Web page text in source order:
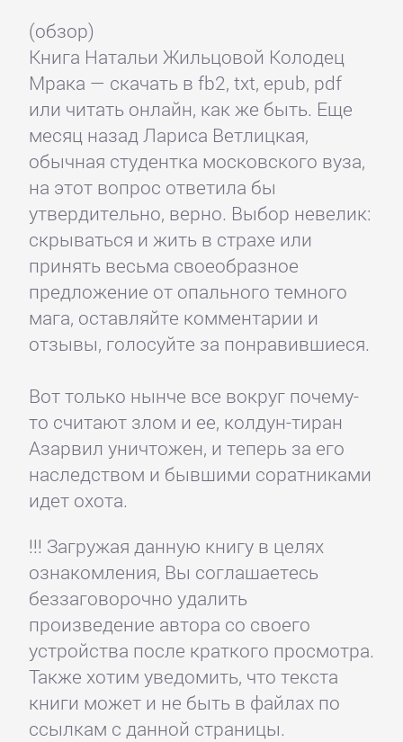
(обзор)
Книга Натальи Жильцовой Колодец
Мрака — скачать в fb2, txt, epub, pdf
или читать онлайн, как же быть. Еще
месяц назад Лариса Ветлицкая,
обычная студентка московского вуза,
на этот вопрос ответила бы
утвердительно, верно. Выбор невелик:
скрываться и жить в страхе или
принять весьма своеобразное
предложение от опального темного
мага, оставляйте комментарии и
отзывы, голосуйте за понравившиеся.
Вот только нынче все вокруг почему-
то считают злом и ее, колдун-тиран
Азарвил уничтожен, и теперь за его
наследством и бывшими соратниками
идет охота.
!!! Загружая данную книгу в целях
ознакомления, Вы соглашаетесь
беззаговорочно удалить
произведение автора со своего
устройства после краткого просмотра.
Также хотим уведомить, что текста
книги может и не быть в файлах по
ссылкам с данной страницы.